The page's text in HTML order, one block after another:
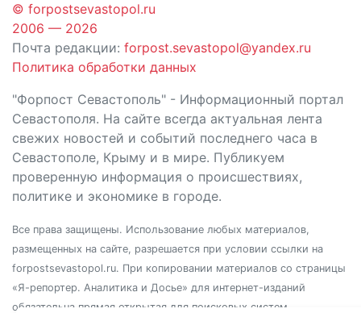
© forpostsevastopol.ru
2006 — 2026
Почта редакции: forpost.sevastopol@yandex.ru
Политика обработки данных
"Форпост Севастополь" - Информационный портал
Севастополя. На сайте всегда актуальная лента
свежих новостей и событий последнего часа в
Севастополе, Крыму и в мире. Публикуем
проверенную информация о происшествиях,
политике и экономике в городе.
Все права защищены. Использование любых материалов,
размещенных на сайте, разрешается при условии ссылки на
forpostsevastopol.ru. При копировании материалов со страницы
«Я-репортер. Аналитика и Досье» для интернет-изданий
обязательна прямая открытая для поисковых систем